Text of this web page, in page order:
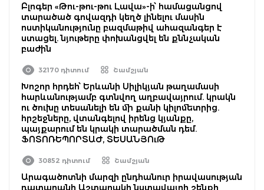
Բլոգեր «Թու-թու-թու Լավա»-ի՝ համացանցով
տարածած գովազդի կեղծ լինելու մասին
ոստիկանությունը բազմաթիվ ահազանգեր է
ստացել. նյութերը փոխանցվել են քննչական
բաժին
32170 դիտում Շամշյան
Խոշոր հրդեհ՝ Երևանի Սիլիկյան թաղամասի
հարևանությամբ գտնվող աղբավայրում. կրակն
ու ծուխը տեսանելի են մի քանի կիլոմետրից.
հրշեջները, վտանգելով իրենց կյանքը,
պայքարում են կրակի տարածման դեմ.
ՖՈՏՈՌԵՊՈՐՏԱԺ, ՏԵՍԱՆՅՈւԹ
30852 դիտում Շամշյան
Արագածոտնի մարզի ընդհանուր իրավասության
դատարանի Աշտարակի նստավայրի շենքի